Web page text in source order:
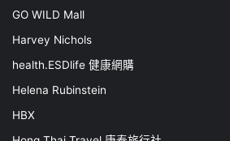
GO WILD Mall
Harvey Nichols
health.ESDlife 健康網購
Helena Rubinstein
HBX